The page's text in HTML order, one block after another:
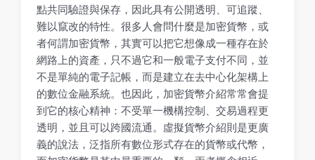
點共同驗證與保存，因此具有公開透明、可追蹤、
難以竄改的特性。很多人會問什麼是加密貨幣，或
者何謂加密貨幣，其實可以把它想像成一種存在於
網路上的資產，只不過它和一般電子支付不同，並
不是單純的電子記帳，而是建立在去中心化架構上
的數位金融系統。也因此，加密貨幣介紹常常會提
到它的核心精神：不受單一機構控制、交易過程更
透明，並且可以跨國流通。虛擬貨幣介紹則是更廣
義的說法，泛指所有數位形式存在的貨幣或代幣，